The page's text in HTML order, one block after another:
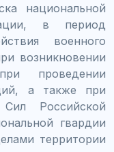
национальной
в период
военного
возникновении
проведении
а также при
Российской
гвардии
территории